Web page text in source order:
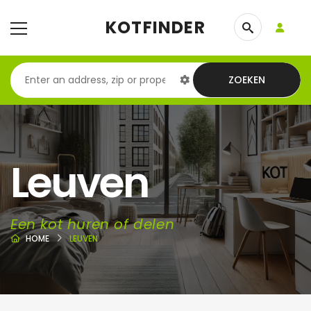
KOTFINDER
ZOEKEN
Leuven
Een kot huren of delen
HOME LEUVEN